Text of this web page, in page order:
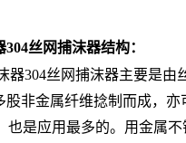
丝网捕沫器结构：
304丝网捕沫器主要是由
非金属纤维捻制而成，
是应用最多的。用金属